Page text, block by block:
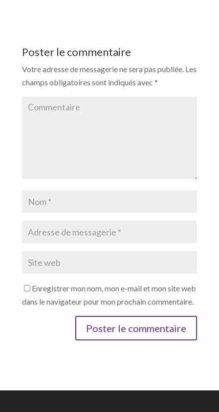
Poster le commentaire
Votre adresse de messagerie ne sera pas publiée.Les
champs obligatoires sont indiqués avec *
Enregistrer mon nom, mon e-mail et mon site web
dans le navigateur pour mon prochain commentaire.